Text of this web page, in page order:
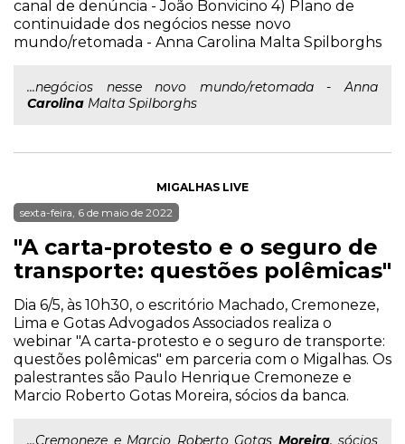
canal de denúncia - João Bonvicino 4) Plano de
continuidade dos negócios nesse novo
mundo/retomada - Anna Carolina Malta Spilborghs
...negócios nesse novo mundo/retomada - Anna
Carolina Malta Spilborghs
MIGALHAS LIVE
sexta-feira, 6 de maio de 2022
"A carta-protesto e o seguro de
transporte: questões polêmicas"
Dia 6/5, às 10h30, o escritório Machado, Cremoneze,
Lima e Gotas Advogados Associados realiza o
webinar "A carta-protesto e o seguro de transporte:
questões polêmicas" em parceria com o Migalhas. Os
palestrantes são Paulo Henrique Cremoneze e
Marcio Roberto Gotas Moreira, sócios da banca.
...Cremoneze e Marcio Roberto Gotas Moreira, sócios